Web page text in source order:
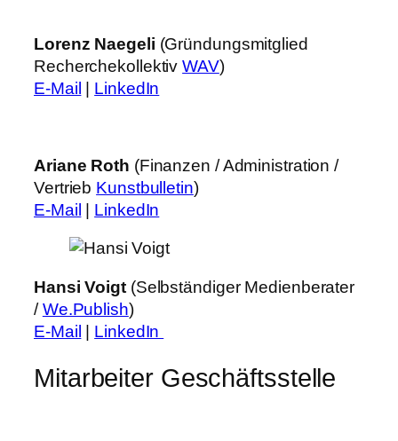
Lorenz Naegeli (Gründungsmitglied
RecherchekollektivWAV)
E-Mail
LinkedIn
Ariane Roth (Finanzen / Administration /
Vertrieb Kunstbulletin)
E-Mail
LinkedIn
Hansi Voigt(Selbständiger Medienberater
/We.Publish)
E-Mail
LinkedIn
Mitarbeiter Geschäftsstelle